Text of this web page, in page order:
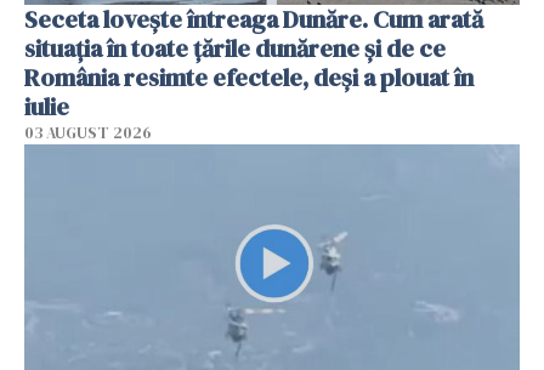
Seceta lovește întreaga Dunăre. Cum arată
situația în toate țările dunărene și de ce
România resimte efectele, deși a plouat în
iulie
03 AUGUST 2026